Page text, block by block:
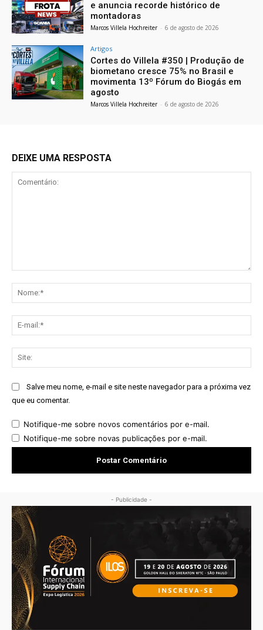
e anuncia recorde histórico de
montadoras
Marcos Villela Hochreiter - 6 de agosto de 2026
Artigos
Cortes do Villela #350 | Produção de
biometano cresce 75% no Brasil e
movimenta 13º Fórum do Biogás em
agosto
Marcos Villela Hochreiter - 6 de agosto de 2026
DEIXE UMA RESPOSTA
Salve meu nome, e-mail e site neste navegador para a próxima vez
que eu comentar.
Notifique-me sobre novos comentários por e-mail.
Notifique-me sobre novas publicações por e-mail.
- Publicidade -